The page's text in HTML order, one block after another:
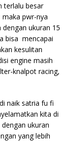
terlalu besar
pwr-nya
ukuran 15
bisa mencapai
kesulitan
engine masih
knalpot racing,
naik satria fu fi
kita di
ukuran
yang lebih